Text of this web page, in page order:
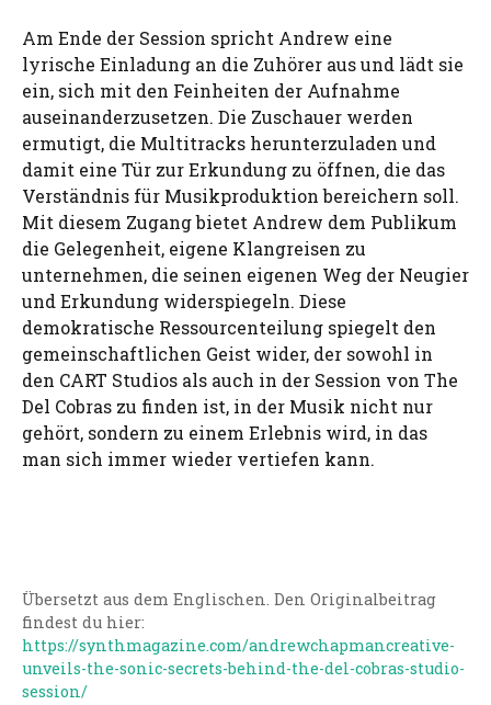
Am Ende der Session spricht Andrew eine
lyrische Einladung an die Zuhörer aus und lädt sie
ein, sich mit den Feinheiten der Aufnahme
auseinanderzusetzen. Die Zuschauer werden
ermutigt, die Multitracks herunterzuladen und
damit eine Tür zur Erkundung zu öffnen, die das
Verständnis für Musikproduktion bereichern soll.
Mit diesem Zugang bietet Andrew dem Publikum
die Gelegenheit, eigene Klangreisen zu
unternehmen, die seinen eigenen Weg der Neugier
und Erkundung widerspiegeln. Diese
demokratische Ressourcenteilung spiegelt den
gemeinschaftlichen Geist wider, der sowohl in
den CART Studios als auch in der Session von The
Del Cobras zu finden ist, in der Musik nicht nur
gehört, sondern zu einem Erlebnis wird, in das
man sich immer wieder vertiefen kann.
Übersetzt aus dem Englischen. Den Originalbeitrag
findest du hier:
https://synthmagazine.com/andrewchapmancreative-
unveils-the-sonic-secrets-behind-the-del-cobras-studio-
session/